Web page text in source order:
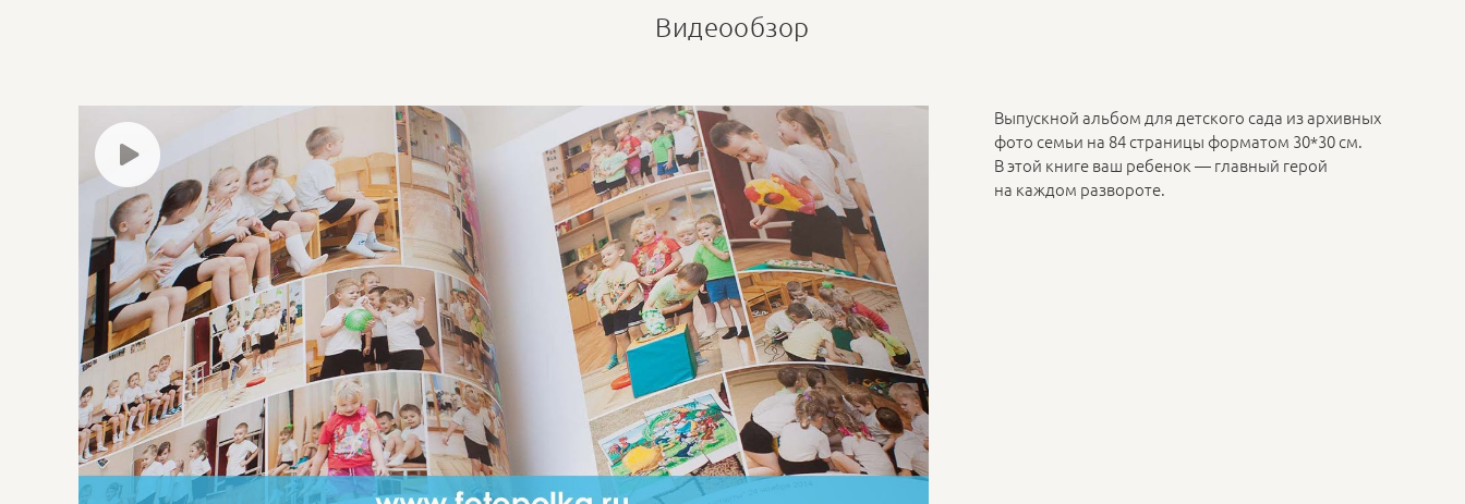
Видеообзор
Выпускной альбом для детского сада из архивных
фото семьи на 84 страницы форматом 30*30 см.
В этой книге ваш ребенок — главный герой
на каждом развороте.